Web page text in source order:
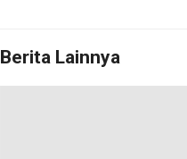
Berita Lainnya